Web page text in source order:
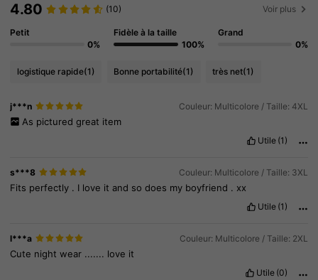
4.80 (10) Voir plus
Petit
0%
Fidèle à la taille
100%
Grand
0%
logistique rapide(1) Bonne portabilité(1) très net(1)
j***n Couleur: Multicolore / Taille: 4XL
As pictured great item
Utile (1)
s***8 Couleur: Multicolore / Taille: 3XL
Fits perfectly . I love itand sodoes my boyfriend . xx
Utile (1)
l***a Couleur: Multicolore / Taille: 2XL
Cute nightwear ....... love it
Utile (0)